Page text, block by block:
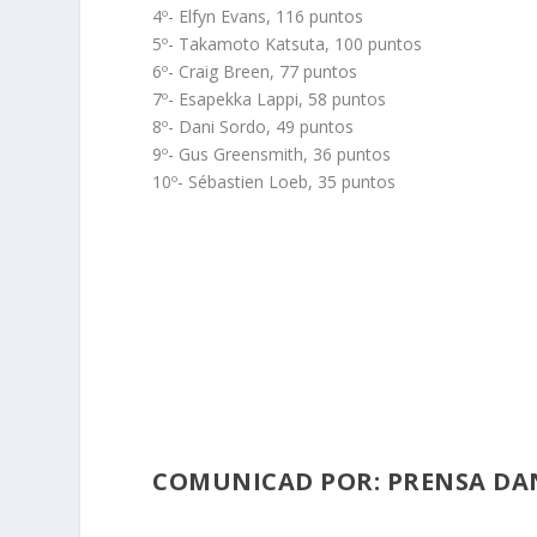
4º- Elfyn Evans, 116 puntos
5º- Takamoto Katsuta, 100 puntos
6º- Craig Breen, 77 puntos
7º- Esapekka Lappi, 58 puntos
8º- Dani Sordo, 49 puntos
9º- Gus Greensmith, 36 puntos
10º- Sébastien Loeb, 35 puntos
COMUNICAD POR: PRENSA